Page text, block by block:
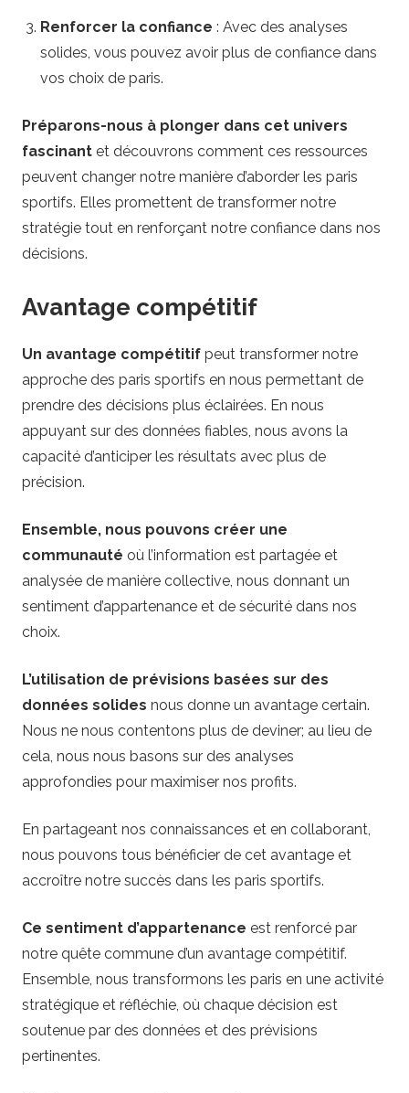
Renforcer la confiance : Avec des analyses
solides, vous pouvez avoir plus de confiance dans
vos choix de paris.
Préparons-nous à plonger dans cet univers
fascinant et découvrons comment ces ressources
peuvent changer notre manière d’aborder les paris
sportifs. Elles promettent de transformer notre
stratégie tout en renforçant notre confiance dans nos
décisions.
Avantage compétitif
Un avantage compétitif peut transformer notre
approche des paris sportifs en nous permettant de
prendre des décisions plus éclairées. En nous
appuyant sur des données fiables, nous avons la
capacité d’anticiper les résultats avec plus de
précision.
Ensemble, nous pouvons créer une
communauté où l’information est partagée et
analysée de manière collective, nous donnant un
sentiment d’appartenance et de sécurité dans nos
choix.
L’utilisation de prévisions basées sur des
données solides nous donne un avantage certain.
Nous ne nous contentons plus de deviner; au lieu de
cela, nous nous basons sur des analyses
approfondies pour maximiser nos profits.
En partageant nos connaissances et en collaborant,
nous pouvons tous bénéficier de cet avantage et
accroître notre succès dans les paris sportifs.
Ce sentiment d’appartenance est renforcé par
notre quête commune d’un avantage compétitif.
Ensemble, nous transformons les paris en une activité
stratégique et réfléchie, où chaque décision est
soutenue par des données et des prévisions
pertinentes.